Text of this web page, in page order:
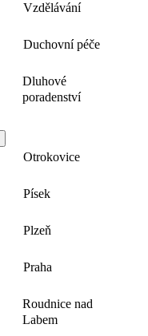
Vzdělávání
Duchovní péče
Dluhové
poradenství
Otrokovice
Písek
Plzeň
Praha
Roudnice nad
Labem